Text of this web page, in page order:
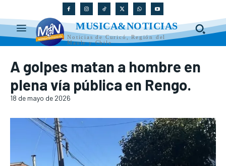
MUSICA&NOTICIAS
Noticias de Curicó, Región del
Maule y Chile
A golpes matan a hombre en
plena vía pública en Rengo.
18 de mayo de 2026